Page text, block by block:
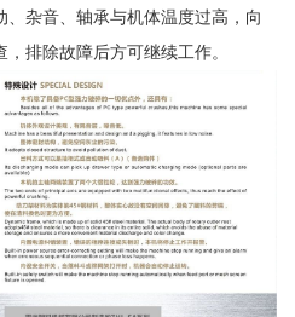
杂音、轴承与机体温度过高，向
排除故障后方可继续工作。